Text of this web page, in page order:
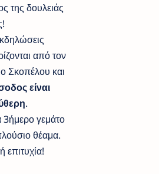
της δουλειάς
από τον
Σκοπέλου και
είναι
.
γεμάτο
θέαμα.
επιτυχία!